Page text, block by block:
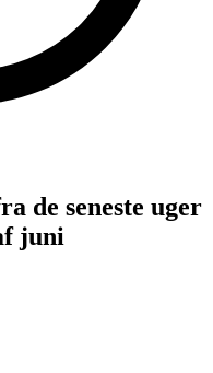
de seneste uger
juni